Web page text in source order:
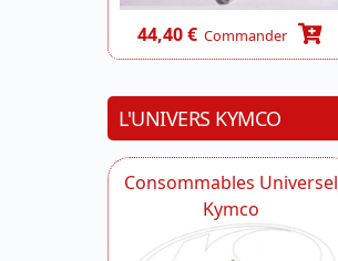
44,40 € Commander
L'UNIVERS KYMCO
Consommables Universel
Kymco